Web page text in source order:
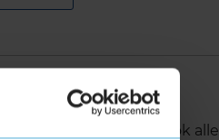
, waaronder naast Hankook alle